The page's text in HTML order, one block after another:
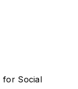
for Social